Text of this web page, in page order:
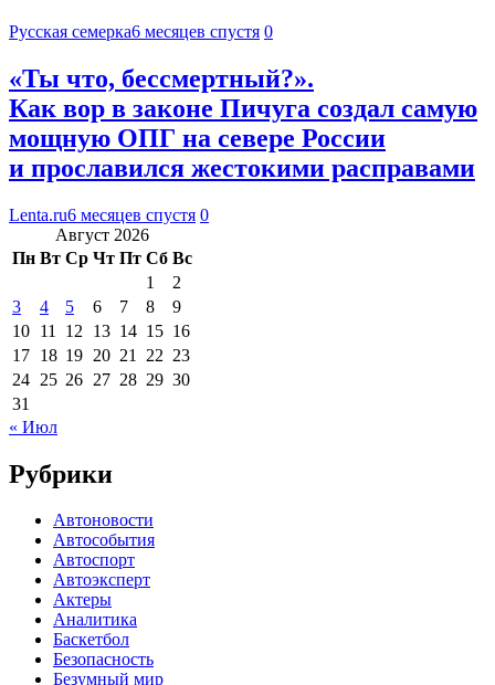
Русская семерка6 месяцев спустя 0
«Ты что, бессмертный?».
Как вор в законе Пичуга создал самую
мощную ОПГ на севере России
и прославился жестокими расправами
Lenta.ru6 месяцев спустя 0
Август 2026
Пн Вт Ср Чт Пт Сб Вс
1
2
3
4 5 6 7 8
9
10 11 12 13 14 15 16
17 18 19 20 21 22 23
24 25 26 27 28 29 30
31
« Июл
Рубрики
Автоновости
Автособытия
Автоспорт
Автоэксперт
Актеры
Аналитика
Баскетбол
Безопасность
Безумный мир